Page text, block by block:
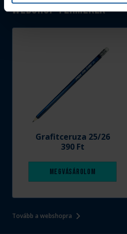
Webshop termékek
Tovább a webshopra
Grafitceruza 25/26
390 Ft
Megvásárolom